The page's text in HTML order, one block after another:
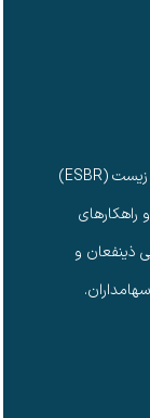
پیشتازی در تولید الاستومرهای سازگار با محیط ‌زیست (ESBR)
راهکارهای
ذینفعان و